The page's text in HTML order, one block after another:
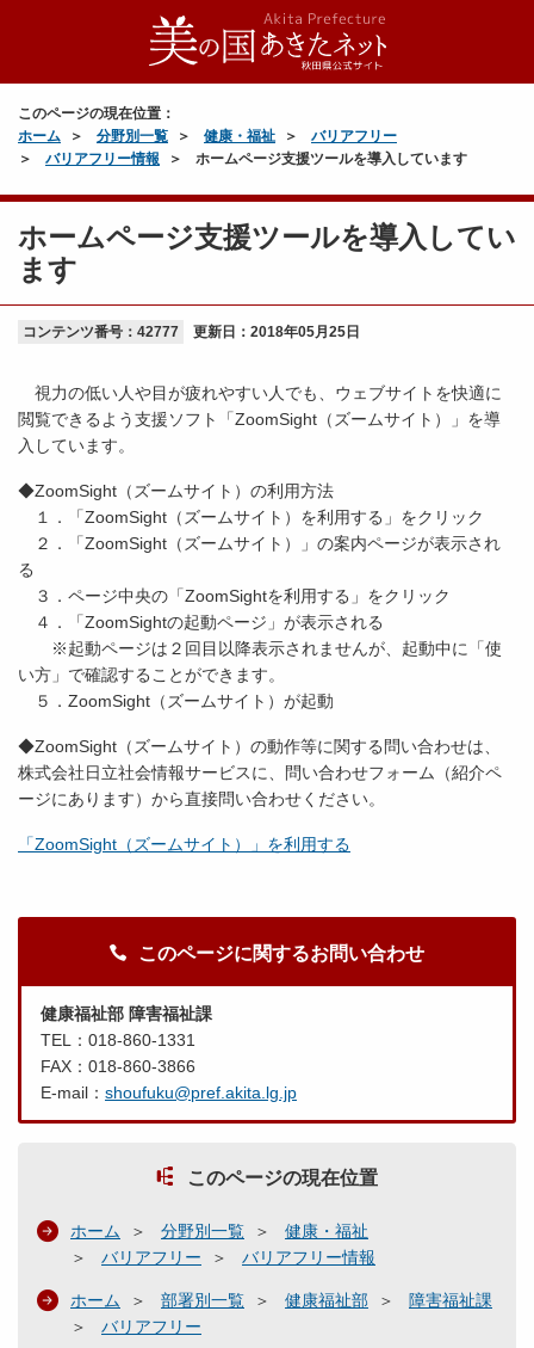
このページの現在位置：
ホーム
分野別一覧 健康・福祉
バリアフリー
バリアフリー情報
ホームページ支援ツールを導入しています
ホームページ支援ツールを導入してい
ます
コンテンツ番号：42777 更新日： 2018年05月25日
視力の低い人や目が疲れやすい人でも、ウェブサイトを快適に
閲覧できるよう支援ソフト「ZoomSight（ズームサイト）」を導
入しています。
◆ZoomSight（ズームサイト）の利用方法
１．「ZoomSight（ズームサイト）を利用する」をクリック
２．「ZoomSight（ズームサイト）」の案内ページが表示され
る
３．ページ中央の「ZoomSightを利用する」をクリック
４．「ZoomSightの起動ページ」が表示される
※起動ページは２回目以降表示されませんが、起動中に「使
い方」で確認することができます。
５．ZoomSight（ズームサイト）が起動
◆ZoomSight（ズームサイト）の動作等に関する問い合わせは、
株式会社日立社会情報サービスに、問い合わせフォーム（紹介ペ
ージにあります）から直接問い合わせください。
「ZoomSight（ズームサイト）」を利用する
このページに関するお問い合わせ
健康福祉部 障害福祉課
TEL：018-860-1331
FAX：018-860-3866
E-mail： shoufuku@pref.akita.lg.jp
このページの現在位置
ホーム 分野別一覧
健康・福祉
バリアフリー
バリアフリー情報
ホーム 部署別一覧 健康福祉部
障害福祉課
バリアフリー